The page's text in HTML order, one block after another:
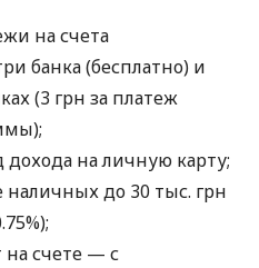
на счета
банка (бесплатно) и
(3 грн за платеж
на личную карту;
наличных до 30 тыс. грн
счете — с